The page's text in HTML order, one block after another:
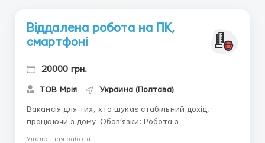
Віддалена робота на ПК,
смартфоні
20000 грн.
ТОВ Мрія Украина (Полтава)
Вакансія для тих, хто шукає стабільний дохід,
працюючи з дому. Обов’язки: Робота з
інформаційними запитами клієнтів. Ведення бази
Удаленная работа